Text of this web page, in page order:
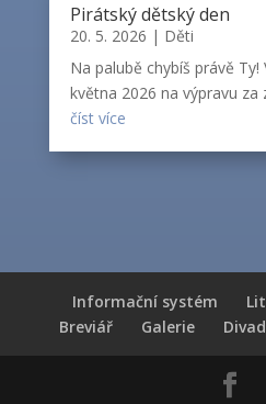
Pirátský dětský den
20. 5. 2026 | Děti
Na palubě chybíš právě Ty!
května 2026 na výpravu
číst více
Informační systém
Breviář
Galerie